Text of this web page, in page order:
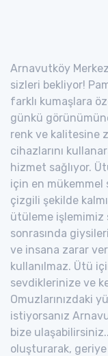
Arnavutköy
sizleri bekliyor!
farklı kumaşlara
günkü
renk ve kalitesine
cihazlarını
hizmet sağlıyor.
için en
çizgili şekilde
ütüleme işlemimiz
sonrasında
ve insana zarar
kullanılmaz. Ütü
sevdiklerinize ve
Omuzlarınızdaki
istiyorsanız
bize
oluşturarak,